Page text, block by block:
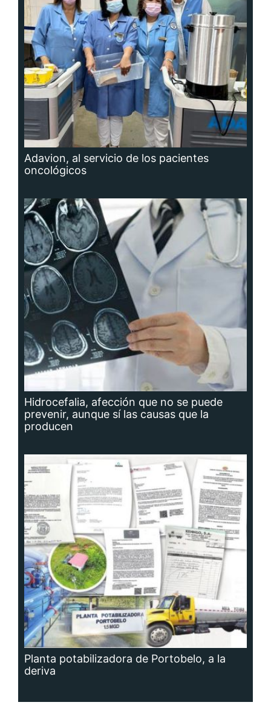
Adavion, al servicio de los pacientes
oncológicos
Hidrocefalia, afección que no se puede
prevenir, aunque sí las causas que la
producen
Planta potabilizadora de Portobelo, a la
deriva